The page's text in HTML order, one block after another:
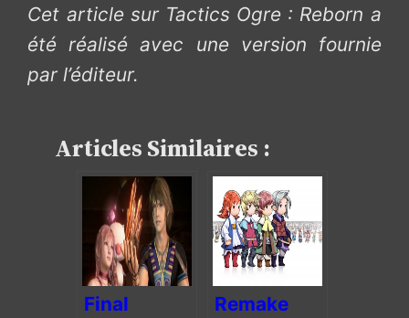
Cet article sur Tactics Ogre : Reborn a
été réalisé avec une version fournie
par l’éditeur.
Articles Similaires :
Final
Remake